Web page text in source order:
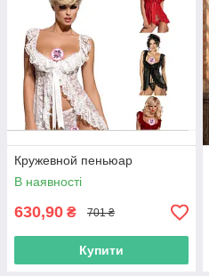
Кружевной пеньюар
В наявності
630,90 ₴ 701 ₴
Купити